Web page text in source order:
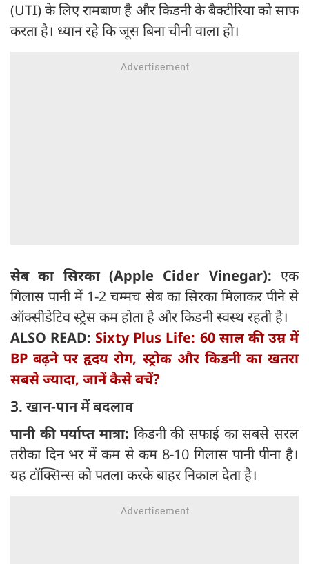
(UTI) के लिए रामबाण है और किडनी के बैक्टीरिया को साफ
करता है। ध्यान रहे कि जूस बिना चीनी वाला हो।
सेब का सिरका (Apple Cider Vinegar): एक
गिलास पानी में 1-2 चम्मच सेब का सिरका मिलाकर पीने से
ऑक्सीडेटिव स्ट्रेस कम होता है और किडनी स्वस्थ रहती है।
ALSO READ: Sixty Plus Life: 60 साल की उम्र में
BP बढ़ने पर हृदय रोग, स्ट्रोक और किडनी का खतरा
सबसे ज्यादा, जानें कैसे बचें?
3. खान-पान में बदलाव
पानी की पर्याप्त मात्रा: किडनी की सफाई का सबसे सरल
तरीका दिन भर में कम से कम 8-10 गिलास पानी पीना है।
यह टॉक्सिन्स को पतला करके बाहर निकाल देता है।